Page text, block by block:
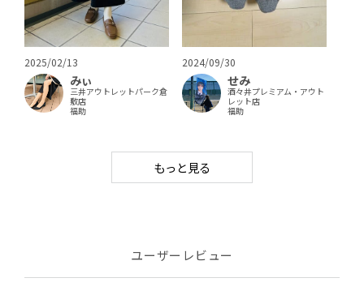
2025/02/13
みぃ
三井アウトレットパーク倉
敷店
福助
2024/09/30
せみ
酒々井プレミアム・アウト
レット店
福助
もっと見る
ユーザーレビュー